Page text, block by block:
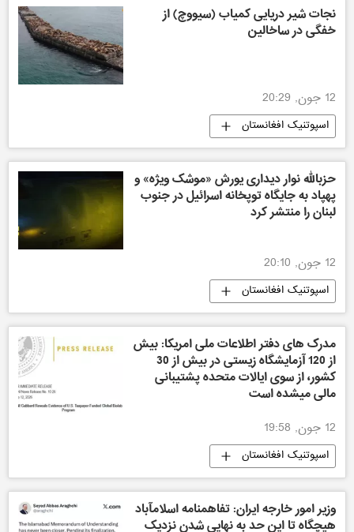
نجات شیر دریایی کمیاب (سیووچ) از
خفگی در ساخالین
12 جون, 20:29
اسپوتنیک افغانستان
حزبالله نوار دیداری یورش «موشک ویژه» و
پهپاد به جایگاه توپخانه اسرائیل در جنوب
لبنان را منتشر کرد
12 جون, 20:10
اسپوتنیک افغانستان
مدرک های دفتر اطلاعات ملی امریکا: بیش
از 120 آزمایشگاه زیستی در بیش از 30
کشور، از سوی ایالات متحده پشتیبانی
مالی میشده است
12 جون, 19:58
اسپوتنیک افغانستان
وزیر امور خارجه ایران: تفاهمنامه اسلامآباد
هیچگاه تا این حد به نهایی شدن نزدیک